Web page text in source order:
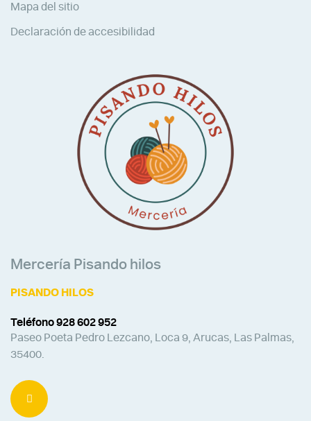
Mapa del sitio
Declaración de accesibilidad
Mercería Pisando hilos
PISANDO HILOS
Teléfono 928 602 952
Paseo Poeta Pedro Lezcano, Loca 9, Arucas, Las Palmas,
35400.